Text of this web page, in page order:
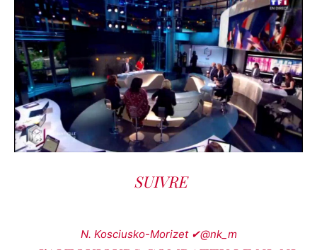
SUIVRE
N. Kosciusko-Morizet ✔@nk_m